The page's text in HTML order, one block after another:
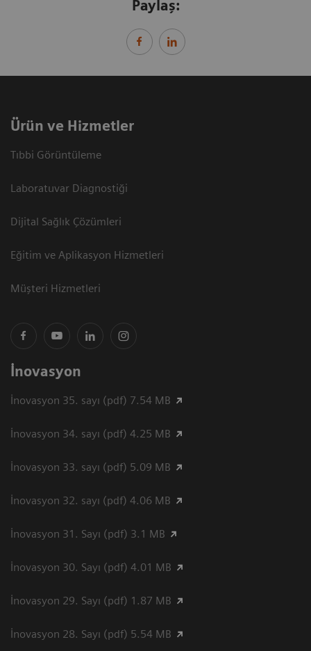
Paylaş:
Ürün ve Hizmetler
Tıbbi Görüntüleme
Laboratuvar Diagnostiği
Dijital Sağlık Çözümleri
Eğitim ve Aplikasyon Hizmetleri
Müşteri Hizmetleri
İnovasyon
İnovasyon 35. sayı (pdf) 7.54 MB
İnovasyon 34. sayı (pdf) 4.25 MB
İnovasyon 33. sayı (pdf) 5.09 MB
İnovasyon 32. sayı (pdf) 4.06 MB
İnovasyon 31. Sayı (pdf) 3.1 MB
İnovasyon 30. Sayı (pdf) 4.01 MB
İnovasyon 29. Sayı (pdf) 1.87 MB
İnovasyon 28. Sayı (pdf) 5.54 MB